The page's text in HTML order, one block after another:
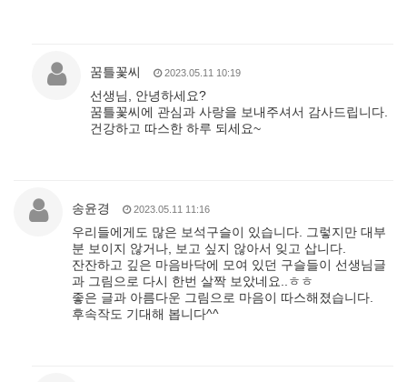
꿈틀꽃씨 2023.05.11 10:19
선생님, 안녕하세요?
꿈틀꽃씨에 관심과 사랑을 보내주셔서 감사드립니다.
건강하고 따스한 하루 되세요~
송윤경 2023.05.11 11:16
우리들에게도 많은 보석구슬이 있습니다. 그렇지만 대부
분 보이지 않거나, 보고 싶지 않아서 잊고 삽니다.
잔잔하고 깊은 마음바닥에 모여 있던 구슬들이 선생님글
과 그림으로 다시 한번 살짝 보았네요..ㅎㅎ
좋은 글과 아름다운 그림으로 마음이 따스해졌습니다.
후속작도 기대해 봅니다^^